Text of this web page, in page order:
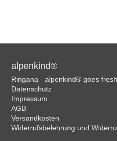
alpenkind®
Ringana - alpenkind® goes fresh
Datenschutz
Impressum
AGB
Versandkosten
Widerrufsbelehrung und